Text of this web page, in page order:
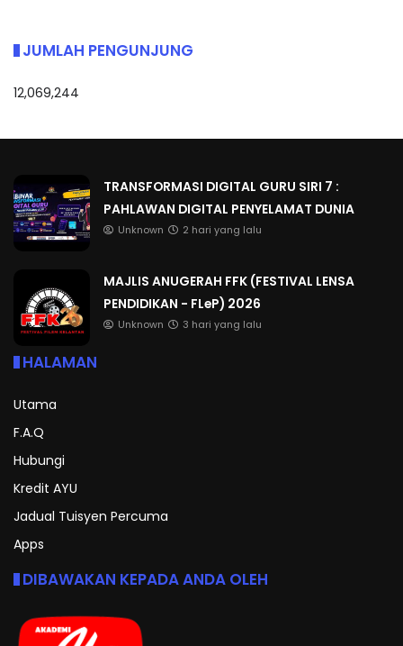
JUMLAH PENGUNJUNG
12,069,244
TRANSFORMASI DIGITAL GURU SIRI 7 :
PAHLAWAN DIGITAL PENYELAMAT DUNIA
Unknown 2 hari yang lalu
MAJLIS ANUGERAH FFK (FESTIVAL LENSA
PENDIDIKAN - FLeP) 2026
Unknown 3 hari yang lalu
HALAMAN
Utama
F.A.Q
Hubungi
Kredit AYU
Jadual Tuisyen Percuma
Apps
DIBAWAKAN KEPADA ANDA OLEH